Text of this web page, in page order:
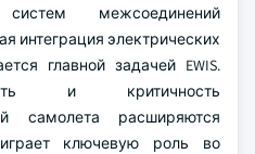
межсоединений
интеграция электрических
главной задачей EWIS.
и критичность
самолета расширяются
играет ключевую роль во